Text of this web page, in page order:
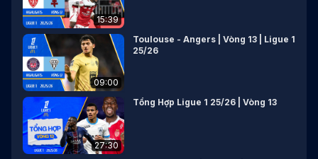
15:39
09:00
Toulouse - Angers | Vòng 13 | Ligue 1
25/26
27:30
Tổng Hợp Ligue 1 25/26 | Vòng 13